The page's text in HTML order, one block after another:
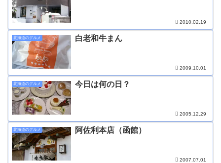
2010.02.19
北海道のグルメ 白老和牛まん
2009.10.01
北海道のグルメ 今日は何の日？
2005.12.29
北海道のグルメ 阿佐利本店（函館）
2007.07.01